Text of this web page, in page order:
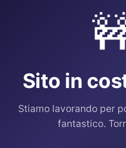
Sito in
Stiamo lavorando per
fantastico.